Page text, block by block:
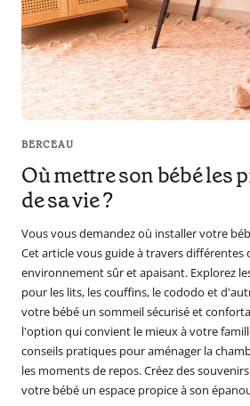
enfant,
pour
la
grossesse
de
maman
avec
Meilleurs
prix
sur
Babyphones,
coussins
maternité
et
ciel
de
BERCEAU
Où mettre son bébé les
de sa vie ?
Vous vous demandez où installer votre
Cet article vous guide à travers
environnement sûr et apaisant. Explorez
pour les lits, les couffins, le cododo et
votre bébé un sommeil sécurisé et
l'option qui convient le mieux à votre
conseils pratiques pour aménager la
les moments de repos. Créez des
votre bébé un espace propice à son